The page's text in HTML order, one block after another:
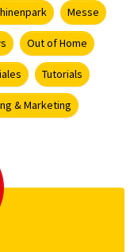
Messe
Out of Home
Tutorials
& Marketing